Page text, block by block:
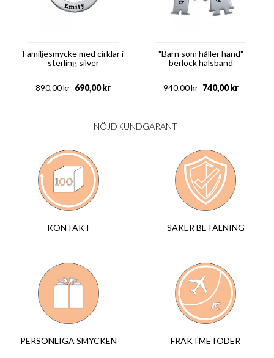
Familjesmycke med cirklar i
sterling silver
kr
890,00 kr
690,00
"Barn som håller hand"
berlock halsband
kr
940,00 kr
740,00
NÖJDKUNDGARANTI
KONTAKT SÄKER BETALNING
PERSONLIGA SMYCKEN FRAKTMETODER